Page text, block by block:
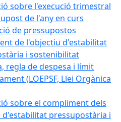
sobre l'execució trimestral
de l'any en curs
de pressupostos
de l'objectiu d'estabilitat
i sostenibilitat
regla de despesa i límit
(LOEPSF, Llei Orgànica
sobre el compliment dels
d'estabilitat pressupostària i